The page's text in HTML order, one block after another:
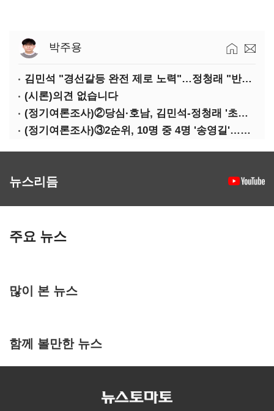
박주용
김민석 "경선갈등 완전 제로 노력"…정청래 "반명 공세 사과부터"
(시론)의견 없습니다
(정기여론조사)②당심·호남, 김민석-정청래 '초접전'
(정기여론조사)③2순위, 10명 중 4명 '송영길'…정청래 '한 자릿수'
뉴스리듬
주요 뉴스
많이 본 뉴스
함께 볼만한 뉴스